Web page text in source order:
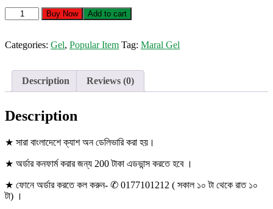
Maral
Gel
Buy Now Add to cart
Categories: Gel, Popular Item Tag: Maral Gel
Description Reviews (0)
Description
★ সারা বাংলাদেশে ক্যাশ অন ডেলিভারি করা হয়।
★ অর্ডার কনফার্ম করার জন্য 200 টাকা এডভান্স করতে হবে ।
★ ফোনে অর্ডার করতে কল করুন- ✆ 0177101212 ( সকাল ১০ টা থেকে রাত ১০
টা) ।